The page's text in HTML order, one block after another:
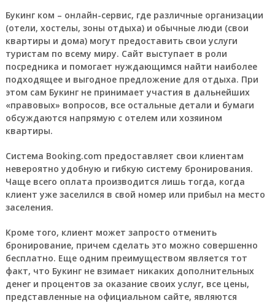
Букинг ком – онлайн-сервис, где различные организации
(отели, хостелы, зоны отдыха) и обычные люди (свои
квартиры и дома) могут предоставить свои услуги
туристам по всему миру. Сайт выступает в роли
посредника и помогает нуждающимся найти наиболее
подходящее и выгодное предложение для отдыха. При
этом сам Букинг не принимает участия в дальнейших
«правовых» вопросов, все остальные детали и бумаги
обсуждаются напрямую с отелем или хозяином
квартиры.
Система Booking.com предоставляет свои клиентам
невероятно удобную и гибкую систему бронирования.
Чаще всего оплата производится лишь тогда, когда
клиент уже заселился в свой номер или прибыл на место
заселения.
Кроме того, клиент может запросто отменить
бронирование, причем сделать это можно совершенно
бесплатно. Еще одним преимуществом является тот
факт, что Букинг не взимает никаких дополнительных
денег и процентов за оказание своих услуг, все цены,
представленные на официальном сайте, являются